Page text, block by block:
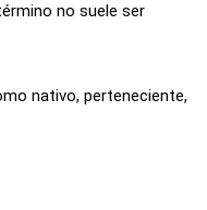
no suele ser
nativo, perteneciente,